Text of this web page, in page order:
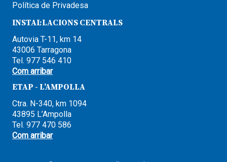
Política de Privadesa
INSTAL·LACIONS CENTRALS
Autovia T-11, km 14
43006 Tarragona
Tel. 977 546 410
Com arribar
ETAP - L’AMPOLLA
Ctra. N-340, km 1094
43895 L’Ampolla
Tel. 977 470 586
Com arribar